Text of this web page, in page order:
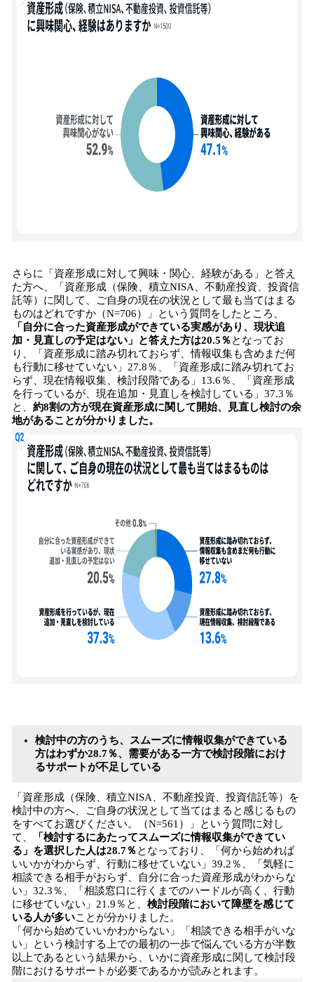
さらに「資産形成に対して興味・関心、経験がある」と答え
た方へ、「資産形成（保険、積立NISA、不動産投資、投資信
託等）に関して、ご自身の現在の状況として最も当てはまる
ものはどれですか（N=706）」という質問をしたところ、
「自分に合った資産形成ができている実感があり、現状追
加・見直しの予定はない」と答えた方は20.5％となってお
り、「資産形成に踏み切れておらず、情報収集も含めまだ何
も行動に移せていない」27.8％、「資産形成に踏み切れてお
らず、現在情報収集、検討段階である」13.6％、「資産形成
を行っているが、現在追加・見直しを検討している」37.3％
と、 約8割の方が現在資産形成に関して開始、見直し検討の余
地があることが分かりました。
検討中の方のうち、スムーズに情報収集ができている
方はわずか28.7％、需要がある一方で検討段階におけ
るサポートが不足している
「資産形成（保険、積立NISA、不動産投資、投資信託等）を
検討中の方へ、ご自身の状況として当てはまると感じるもの
をすべてお選びください。（N=561）」という質問に対し
て、
「検討するにあたってスムーズに情報収集ができてい
る」を選択した人は28.7％となっており、「何から始めれば
いいかがわからず、行動に移せていない」39.2％、「気軽に
相談できる相手がおらず、自分に合った資産形成がわからな
い」32.3％、「相談窓口に行くまでのハードルが高く、行動
に移せていない」21.9％と、 検討段階において障壁を感じて
いる人が多いことが分かりました。
「何から始めていいかわからない」「相談できる相手がいな
い」という検討する上での最初の一歩で悩んでいる方が半数
以上であるという結果から、いかに資産形成に関して検討段
階におけるサポートが必要であるかが読みとれます。